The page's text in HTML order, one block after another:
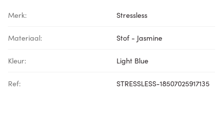
Merk: Stressless
Materiaal: Stof - Jasmine
Kleur: Light Blue
Ref: STRESSLESS-18507025917135